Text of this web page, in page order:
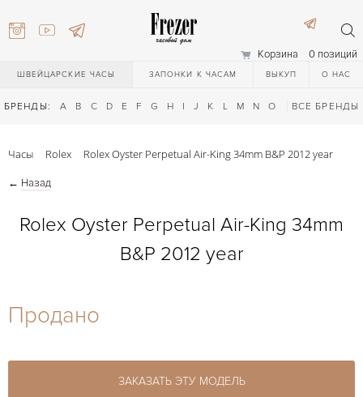
Корзина 0 позиций
ШВЕЙЦАРСКИЕ ЧАСЫ ЗАПОНКИ К ЧАСАМ ВЫКУП О НАС
БРЕНДЫ: A B C D E F G H I J K L M N O Q R S T
ВСЕ БРЕНДЫ
27-44
Часы Rolex Rolex Oyster Perpetual Air-King 34mm B&P 2012 year
← Назад
Rolex Oyster Perpetual Air-King 34mm
B&P 2012 year
Продано
ЗАКАЗАТЬ ЭТУ МОДЕЛЬ